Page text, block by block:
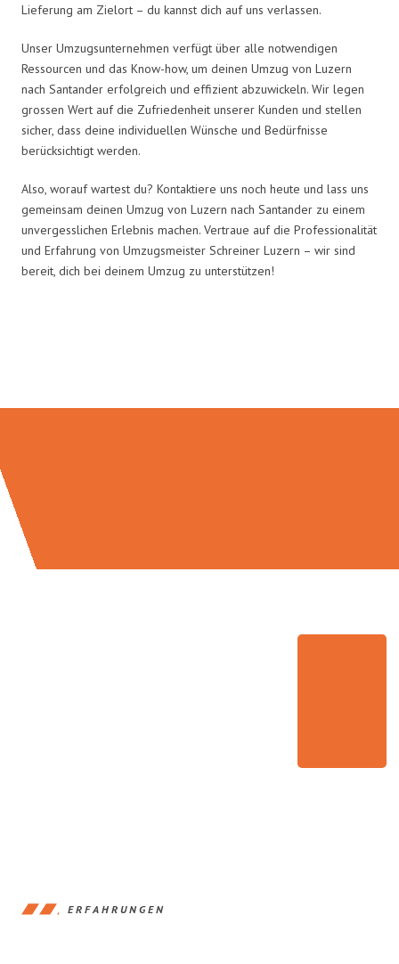
Lieferung am Zielort – du kannst dich auf uns verlassen.
Unser Umzugsunternehmen verfügt über alle notwendigen
Ressourcen und das Know-how, um deinen Umzug von Luzern
nach Santander erfolgreich und effizient abzuwickeln. Wir legen
grossen Wert auf die Zufriedenheit unserer Kunden und stellen
sicher, dass deine individuellen Wünsche und Bedürfnisse
berücksichtigt werden.
Also, worauf wartest du? Kontaktiere uns noch heute und lass uns
gemeinsam deinen Umzug von Luzern nach Santander zu einem
unvergesslichen Erlebnis machen. Vertraue auf die Professionalität
und Erfahrung von Umzugsmeister Schreiner Luzern – wir sind
bereit, dich bei deinem Umzug zu unterstützen!
ERFAHRUNGEN